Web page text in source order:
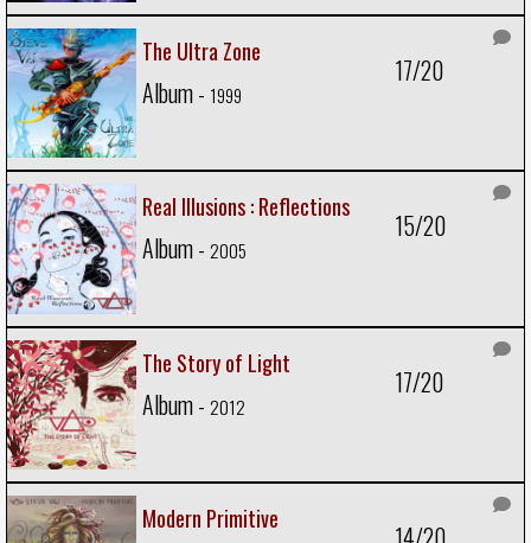
The Ultra Zone
Album - 1999
17/20
Real Illusions : Reflections
Album - 2005
15/20
The Story of Light
Album - 2012
17/20
Modern Primitive